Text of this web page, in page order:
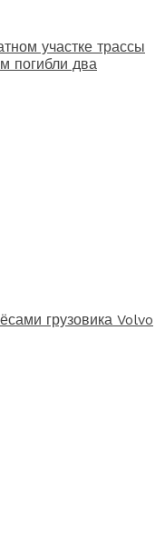
участке трассы
погибли два
грузовика Volvo